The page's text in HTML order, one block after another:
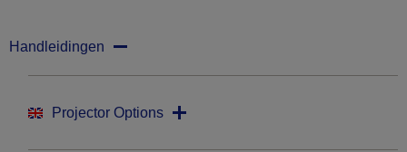
Handleidingen
Projector Options